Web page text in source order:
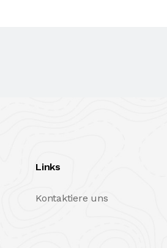
Links
Kontaktiere uns